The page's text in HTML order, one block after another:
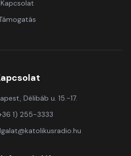
Kapcsolat
Délibáb u. 15.-17.
1) 255-3333